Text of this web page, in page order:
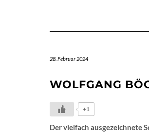
28. Februar 2024
WOLFGANG
+1
Der vielfach ausgezeichnete